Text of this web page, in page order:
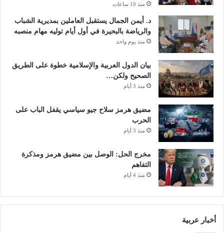
م
ر
ك
م
ر
ك
ة
منذ 10 ساعات
د. أيمن الجمال يستقبل العاملين بمديرية الشباب
والرياضة بالبحيرة في أول أيام توليه مهام منصبه
منذ يوم واحد
بيان الدول العربية والإسلامية خطوة على الطريق
الصحيح ولكن…
منذ 3 أيام
مضيق هرمز سلاح جيو سياسي يقفل الباب على
الحرب
منذ 3 أيام
مخرج الحل: الوصل بين مضيق هرمز ومذكرة
التفاهم
منذ 4 أيام
أخبار عربية